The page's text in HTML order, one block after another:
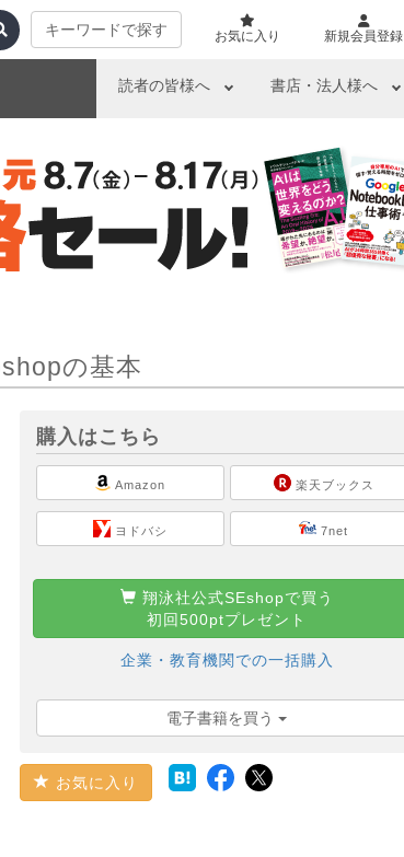
キーワードで探す お気に入り 新規会員登録
読者の皆様へ 書店・法人様へ
の基本
購入はこちら
Amazon
ヨドバシ
楽天ブックス
7net
翔泳社公式SEshopで買う
初回500ptプレゼント
企業・教育機関での一括購入
電子書籍を買う
お気に入り